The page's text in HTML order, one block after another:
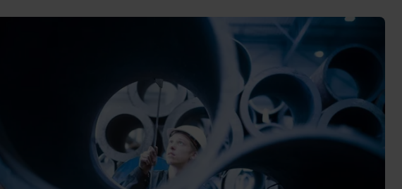
(eigentlich) was Cooles zu sehen!
Platzhalter für Video-Content von YouTube. Neugierig? Dann schalte die Inhalte jetzt
erlaube die externen Inhalte von YouTube.
dass mir die externen Inhalte angezeigt werden. Personenbezogene Daten
übermittelt werden. Mehr Infos gibt es in der
Datenschutzerklärung